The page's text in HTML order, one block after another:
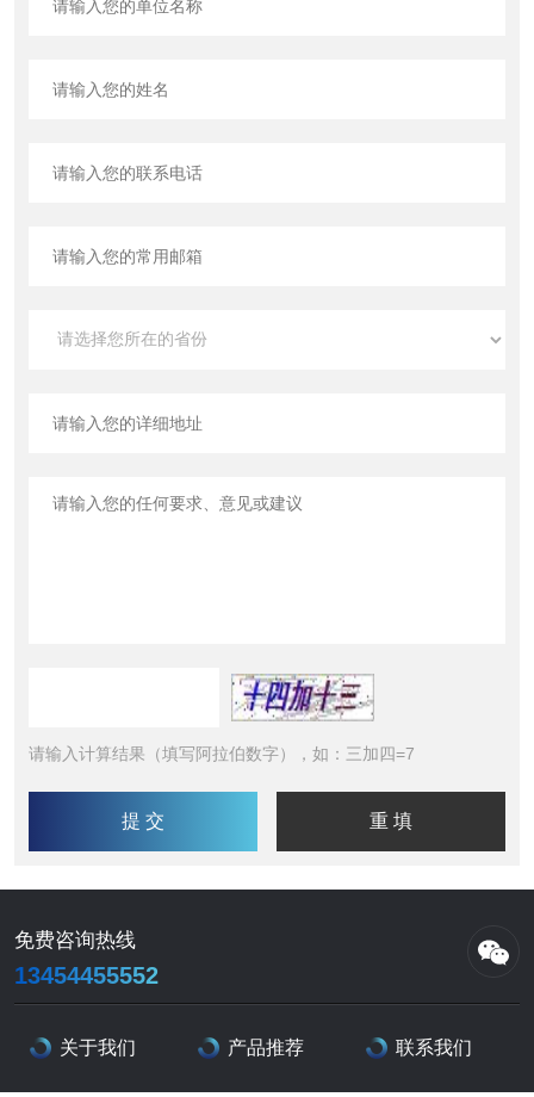
请输入计算结果（填写阿拉伯数字），如：三加四=7
免费咨询热线
13454455552
关于我们 产品推荐 联系我们